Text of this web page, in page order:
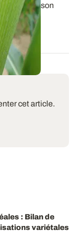
de la floraison
cet article.
: Bilan de
variétales